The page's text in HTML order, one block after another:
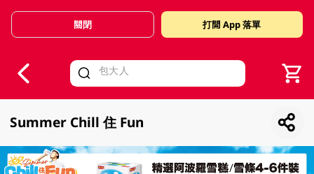
Valid Until 30 June 2026
關閉 打開 App 落單
Summer Chill 住 Fun